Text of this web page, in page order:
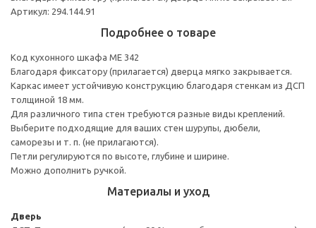
Артикул: 294.144.91
Подробнее о товаре
Код кухонного шкафа ME 342
Благодаря фиксатору (прилагается) дверца мягко закрывается.
Каркас имеет устойчивую конструкцию благодаря стенкам из ДСП
толщиной 18 мм.
Для различного типа стен требуются разные виды креплений.
Выберите подходящие для ваших стен шурупы, дюбели,
саморезы и т. п. (не прилагаются).
Петли регулируются по высоте, глубине и ширине.
Можно дополнить ручкой.
Материалы и уход
Дверь